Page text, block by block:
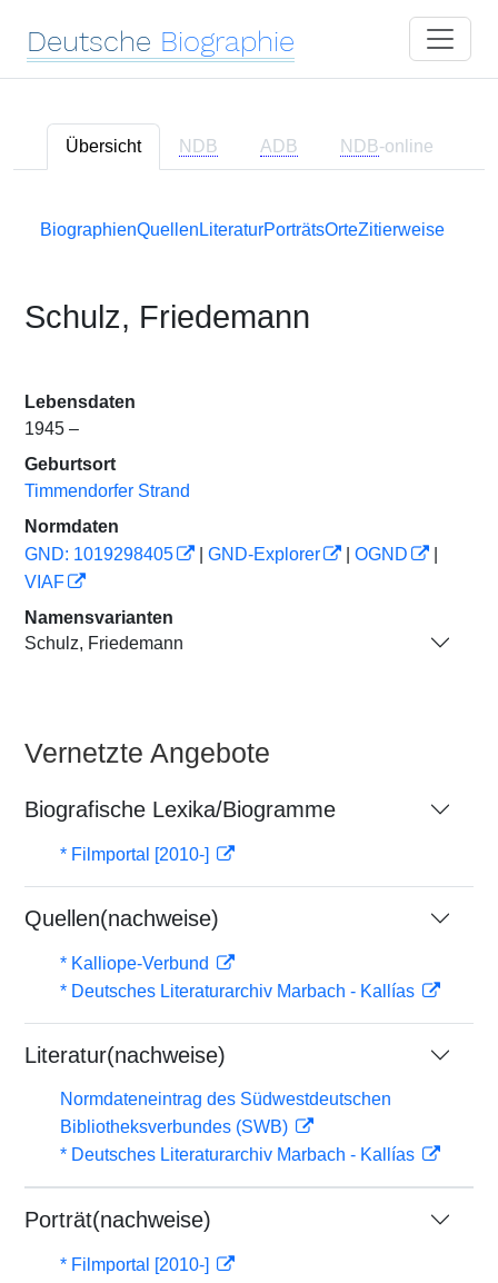
Deutsche Biographie
Übersicht NDB ADB NDB-online
BiographienQuellen LiteraturPorträtsOrteZitierweise
Schulz, Friedemann
Lebensdaten
1945 –
Geburtsort
Timmendorfer Strand
Normdaten
GND: 1019298405
GND-Explorer OGND
VIAF
Namensvarianten
Schulz, Friedemann
Vernetzte Angebote
Biografische Lexika/Biogramme
* Filmportal [2010-]
Quellen(nachweise)
* Kalliope-Verbund
* Deutsches Literaturarchiv Marbach - Kallías
Literatur(nachweise)
Normdateneintrag des Südwestdeutschen
Bibliotheksverbundes (SWB)
* Deutsches Literaturarchiv Marbach - Kallías
Porträt(nachweise)
* Filmportal [2010-]